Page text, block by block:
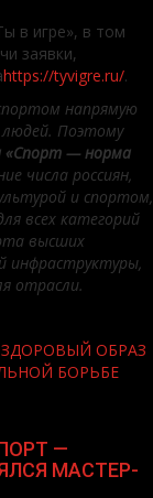
в игре», в том
заявки,
https://tyvigre.ru/.
напрямую
людей. Поэтому
«Спорт — норма
числа россиян,
и спортом,
всех категорий
высших
инфраструктуры,
отрасли.
ОБРАЗ
БОРЬБЕ
—
МАСТЕР-